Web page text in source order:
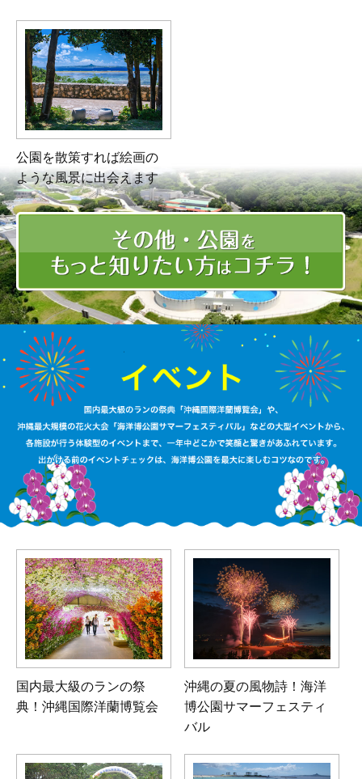
公園を散策すれば絵画の
ような風景に出会えます
国内最大級のランの祭
典！沖縄国際洋蘭博覧会
沖縄の夏の風物詩！海洋
博公園サマーフェスティ
バル